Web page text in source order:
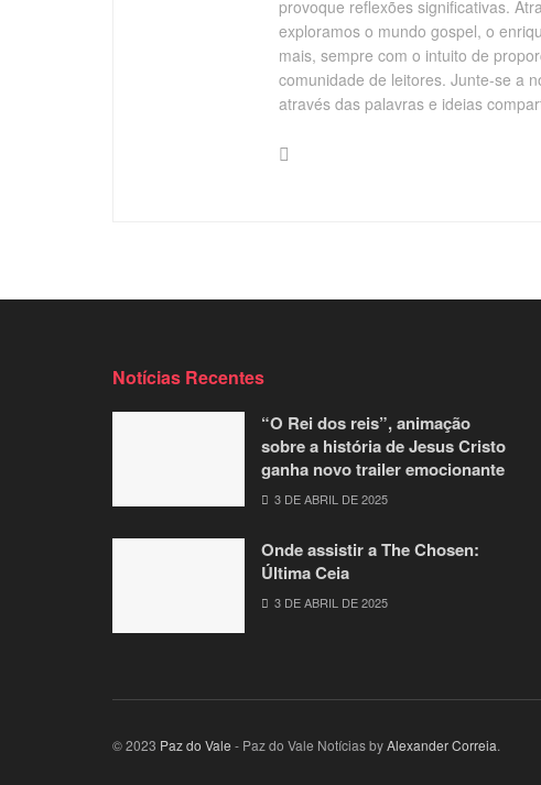
provoque reflexões significativas.
exploramos o mundo gospel, o
mais, sempre com o intuito de
comunidade de leitores. Junte-se a
através das palavras e ideias
Notícias Recentes
“O Rei dos reis”, animação
sobre a história de Jesus Cristo
ganha novo trailer emocionante
3 DE ABRIL DE 2025
Onde assistir a The Chosen:
Última Ceia
3 DE ABRIL DE 2025
© 2023 Paz do Vale - Paz do Vale Notícias byAlexander Correia.